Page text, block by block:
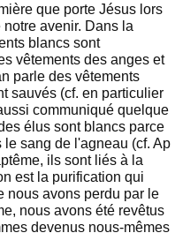
que porte Jésus lors
avenir. Dans la
blancs sont
vêtements des anges et
parle des vêtements
sauvés (cf. en particulier
communiqué quelque
élus sont blancs parce
sang de l'agneau (cf. Ap
ils sont liés à la
est la purification qui
nous avons perdu par le
nous avons été revêtus
devenus nous-mêmes